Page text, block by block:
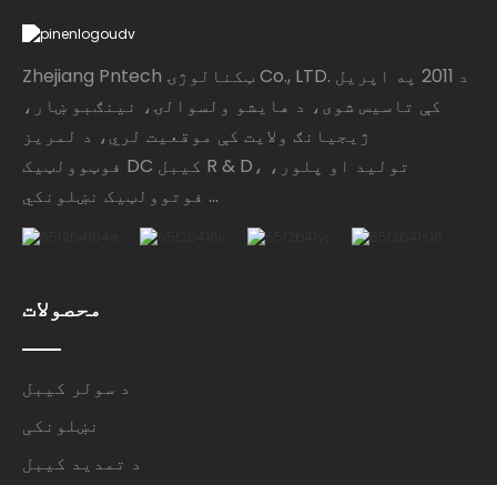
Zhejiang Pntech ټکنالوژۍ Co., LTD. د 2011 په اپریل
کې تاسیس شوی، د هایشو ولسوالۍ، نینګبو ښار،
ژیجیانګ ولایت کې موقعیت لري، د لمریز
فوټوولټیک DC کیبل R & D، تولید او پلور،
فوتوولټیک نښلونکي ...
محصولات
د سولر کیبل
نښلونکی
د تمدید کیبل